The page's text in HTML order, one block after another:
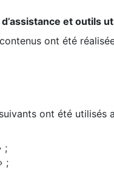
et outils
ont été
ont été utilisés
;
;